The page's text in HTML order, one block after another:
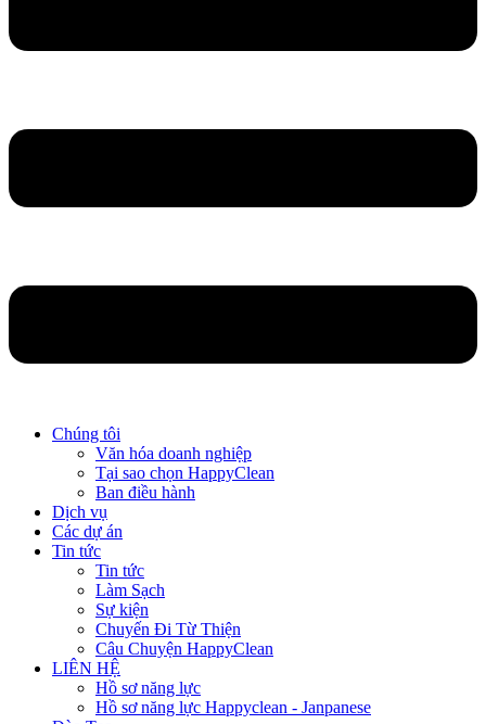
Chúng tôi
Văn hóa doanh nghiệp
Tại sao chọn HappyClean
Ban điều hành
Dịch vụ
Các dự án
Tin tức
Tin tức
Làm Sạch
Sự kiện
Chuyến Đi Từ Thiện
Câu Chuyện HappyClean
LIÊN HỆ
Hồ sơ năng lực
Hồ sơ năng lực Happyclean - Janpanese